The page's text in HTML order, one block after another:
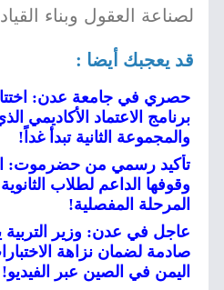
لصناعة العقول وبناء
قد يعجبك أيضا :
حصري في جامعة عدن:
برنامج الاعتماد الأكاديمي
والمجموعة الثانية تبدأ غداً!
تأكيد رسمي من حضرموت:
وقوفها الداعم لطلاب
المرحلة المفصلية!
عاجل في عدن: وزير
صادمة لضمان نزاهة
اليمن في الصين عبر الفيديو!